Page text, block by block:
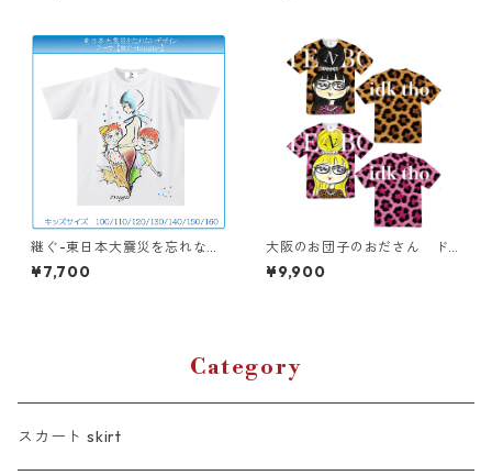
継ぐ-東日本大震災を忘れな
い- キッズTシャツ
¥7,700
大阪のお団子のおださん ド
ライTシャツ （キッズ〜大人X
L）
¥9,900
Category
スカート skirt